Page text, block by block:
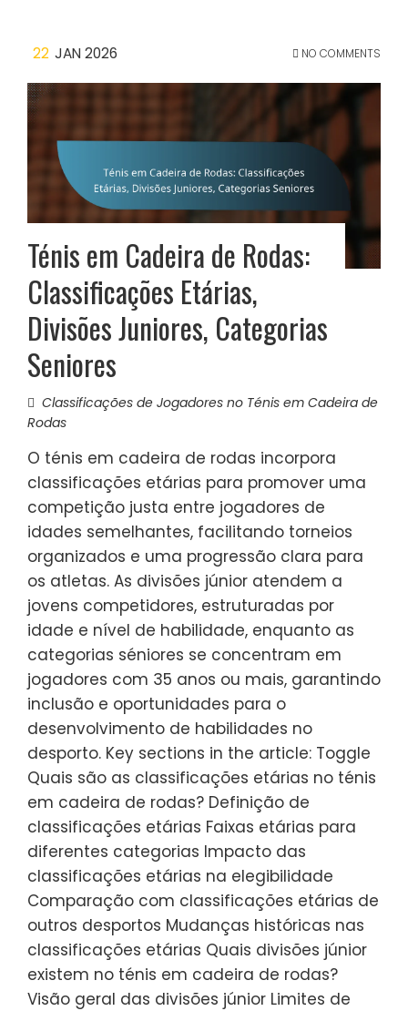
22 JAN 2026 NO COMMENTS
Ténis em Cadeira de Rodas:
Classificações Etárias,
Divisões Juniores, Categorias
Seniores
Classificações de Jogadores no Ténis em Cadeira de
Rodas
O ténis em cadeira de rodas incorpora
classificações etárias para promover uma
competição justa entre jogadores de
idades semelhantes, facilitando torneios
organizados e uma progressão clara para
os atletas. As divisões júnior atendem a
jovens competidores, estruturadas por
idade e nível de habilidade, enquanto as
categorias séniores se concentram em
jogadores com 35 anos ou mais, garantindo
inclusão e oportunidades para o
desenvolvimento de habilidades no
desporto. Key sections in the article: Toggle
Quais são as classificações etárias no ténis
em cadeira de rodas? Definição de
classificações etárias Faixas etárias para
diferentes categorias Impacto das
classificações etárias na elegibilidade
Comparação com classificações etárias de
outros desportos Mudanças históricas nas
classificações etárias Quais divisões júnior
existem no ténis em cadeira de rodas?
Visão geral das divisões júnior Limites de